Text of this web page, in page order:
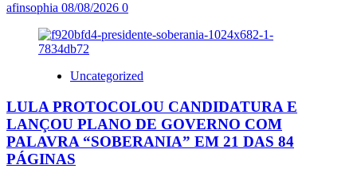
afinsophia 08/08/2026 0
Uncategorized
LULA PROTOCOLOU CANDIDATURA E
LANÇOU PLANO DE GOVERNO COM
PALAVRA “SOBERANIA” EM 21 DAS 84
PÁGINAS